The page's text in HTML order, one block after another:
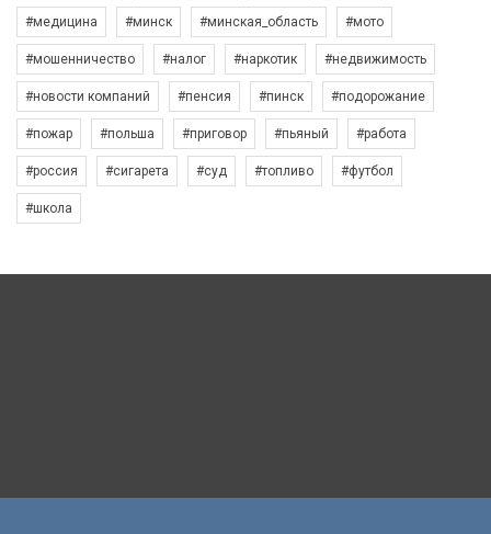
#медицина #минск #минская_область #мото
#мошенничество #налог #наркотик #недвижимость
#новости компаний #пенсия #пинск #подорожание
#пожар #польша #приговор #пьяный #работа
#россия #сигарета #суд #топливо #футбол
#школа